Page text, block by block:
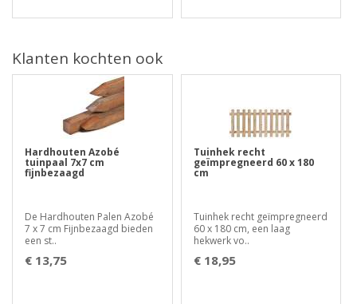
Klanten kochten ook
Hardhouten Azobé
tuinpaal 7x7 cm
fijnbezaagd
De Hardhouten Palen Azobé
7 x 7 cm Fijnbezaagd bieden
een st..
€ 13,75
Tuinhek recht
geïmpregneerd 60 x 180
cm
Tuinhek recht geïmpregneerd
60 x 180 cm, een laag
hekwerk vo..
€ 18,95